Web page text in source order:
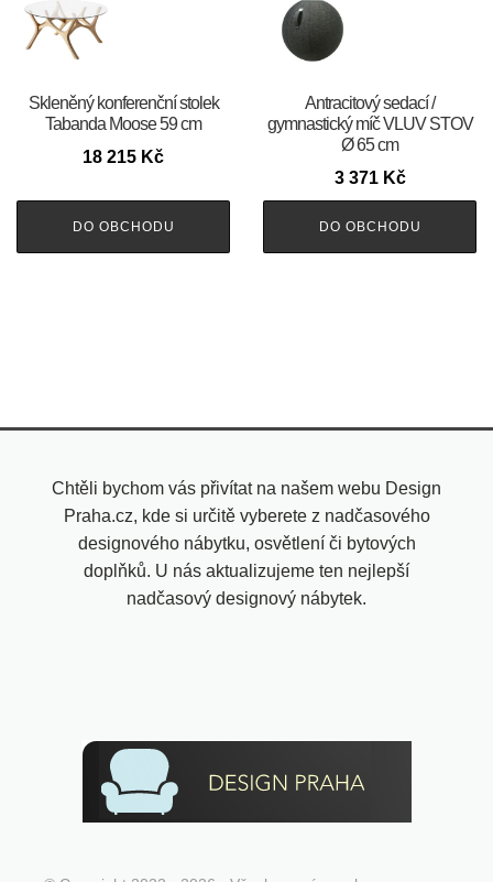
Skleněný konferenční stolek
Tabanda Moose 59 cm
18 215 Kč
DO OBCHODU
Antracitový sedací /
gymnastický míč VLUV STOV
Ø 65 cm
3 371 Kč
DO OBCHODU
Chtěli bychom vás přivítat na našem webu Design
Praha.cz, kde si určitě vyberete z nadčasového
designového nábytku, osvětlení či bytových
doplňků. U nás aktualizujeme ten nejlepší
nadčasový designový nábytek.